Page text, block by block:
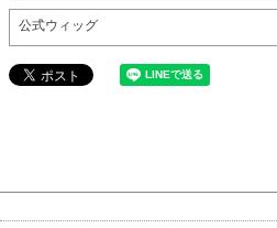
公式ウィッグ